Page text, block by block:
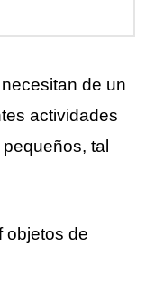
de un
actividades
tal
objetos de